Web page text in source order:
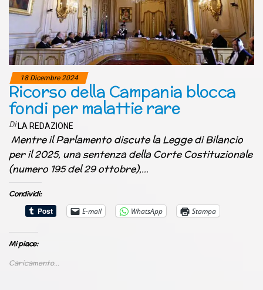
18 Dicembre 2024
Ricorso della Campania blocca
fondi per malattie rare
Di LA REDAZIONE
Mentre il Parlamento discute la Legge di Bilancio
per il 2025, una sentenza della Corte Costituzionale
(numero 195 del 29 ottobre),…
Condividi:
E-mail
WhatsApp Stampa
Mi piace:
Caricamento...